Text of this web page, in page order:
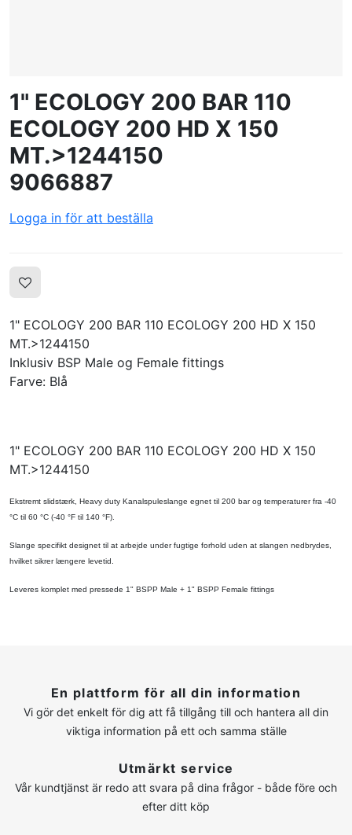
1" ECOLOGY 200 BAR 110
ECOLOGY 200 HD X 150
MT.>1244150
9066887
Logga in för att beställa
1" ECOLOGY 200 BAR 110 ECOLOGY 200 HD X 150
MT.>1244150
Inklusiv BSP Male og Female fittings
Farve: Blå
1" ECOLOGY 200 BAR 110 ECOLOGY 200 HD X 150
MT.>1244150
Ekstremt slidstærk, Heavy duty Kanalspuleslange egnet til 200 bar og temperaturer fra -40
°C til 60 °C (-40 °F til 140 °F).
Slange specifikt designet til at arbejde under fugtige forhold uden at slangen nedbrydes,
hvilket sikrer længere levetid.
Leveres komplet med pressede 1" BSPP Male + 1" BSPP Female fittings
En plattform för all din information
Vi gör det enkelt för dig att få tillgång till och hantera all din
viktiga information på ett och samma ställe
Utmärkt service
Vår kundtjänst är redo att svara på dina frågor - både före och
efter ditt köp